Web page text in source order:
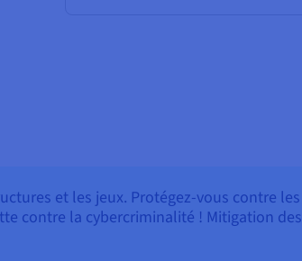
et les jeux. Protégez-vous contre les
contre la cybercriminalité ! Mitigation des